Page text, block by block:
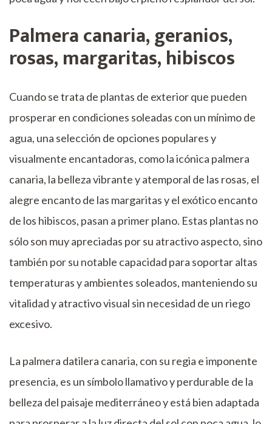
Palmera canaria, geranios,
rosas, margaritas, hibiscos
Cuando se trata de plantas de exterior que pueden
prosperar en condiciones soleadas con un mínimo de
agua, una selección de opciones populares y
visualmente encantadoras, como la icónica palmera
canaria, la belleza vibrante y atemporal de las rosas, el
alegre encanto de las margaritas y el exótico encanto
de los hibiscos, pasan a primer plano. Estas plantas no
sólo son muy apreciadas por su atractivo aspecto, sino
también por su notable capacidad para soportar altas
temperaturas y ambientes soleados, manteniendo su
vitalidad y atractivo visual sin necesidad de un riego
excesivo.
La palmera datilera canaria, con su regia e imponente
presencia, es un símbolo llamativo y perdurable de la
belleza del paisaje mediterráneo y está bien adaptada